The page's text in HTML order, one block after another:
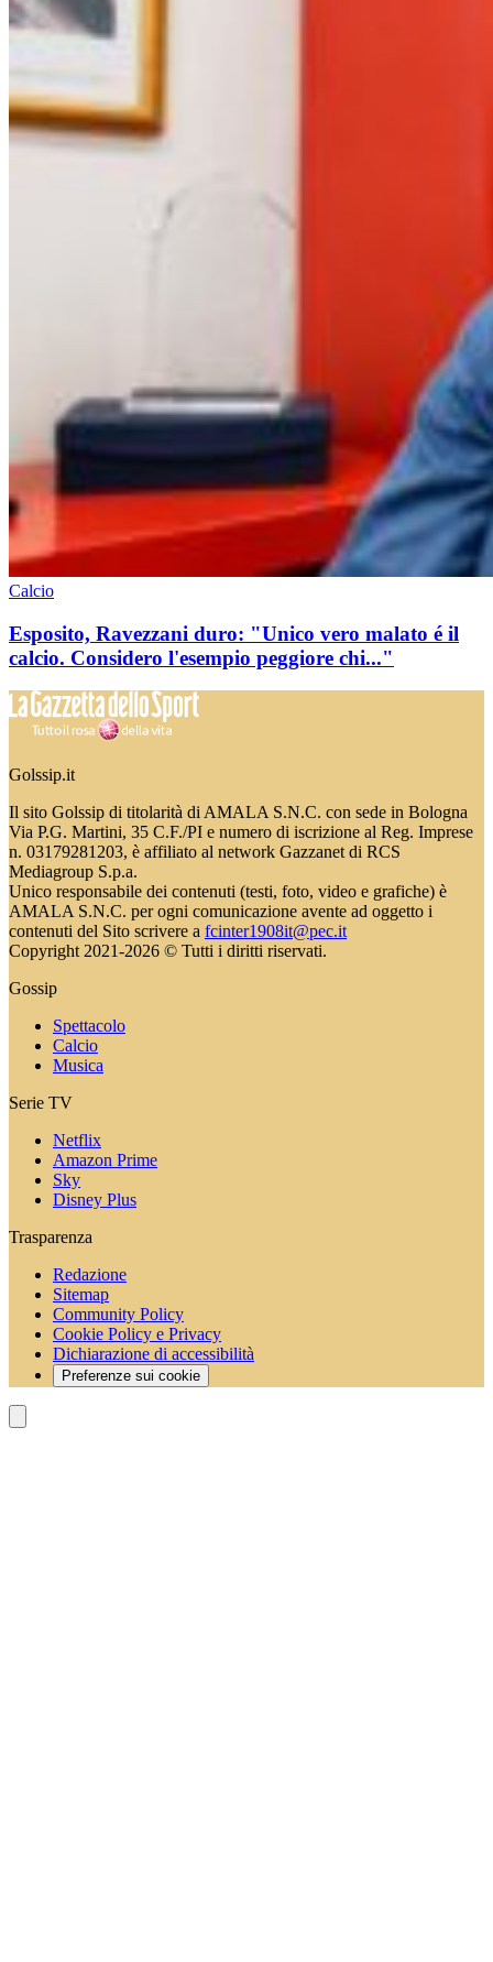
Calcio
Esposito, Ravezzani duro: "Unico vero malato é il
calcio. Considero l'esempio peggiore chi..."
Golssip.it
Il sito Golssip di titolarità di AMALA S.N.C. con sede in Bologna
Via P.G. Martini, 35 C.F./PI e numero di iscrizione al Reg. Imprese
n. 03179281203, è affiliato al network Gazzanet di RCS
Mediagroup S.p.a.
Unico responsabile dei contenuti (testi, foto, video e grafiche) è
AMALA S.N.C. per ogni comunicazione avente ad oggetto i
contenuti del Sito scrivere a fcinter1908it@pec.it
Copyright 2021-2026 © Tutti i diritti riservati.
Gossip
Spettacolo
Calcio
Musica
Serie TV
Netflix
Amazon Prime
Sky
Disney Plus
Trasparenza
Redazione
Sitemap
Community Policy
Cookie Policy e Privacy
Dichiarazione di accessibilità
Preferenze sui cookie